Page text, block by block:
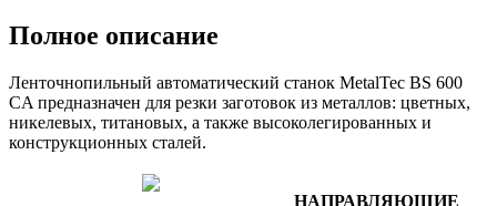
Полное описание
Ленточнопильный автоматический станок MetalTec BS 600
СA предназначен для резки заготовок из металлов: цветных,
никелевых, титановых, а также высоколегированных и
конструкционных сталей.
НАПРАВЛЯЮЩИЕ